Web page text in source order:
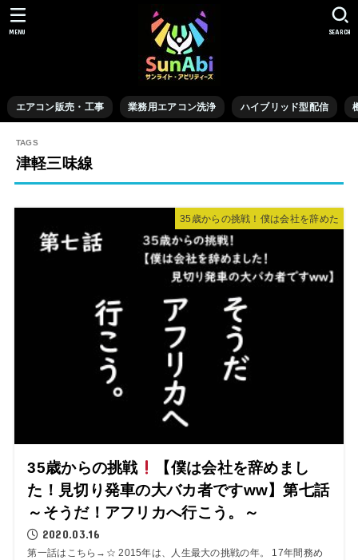
エアコン販売・工事 業務用エアコン洗浄 ハイブリッド型配信
SEARCH
MENU
津軽三味線
35歳からの挑戦！僕は会社を辞めた
35歳からの挑戦
【僕は会社を辞めまし
た！見切り発車の大バカ者ですww】第七話
～そうだ！アフリカへ行こう。～
2020.03.16
第一話はこちら→☆ 2015年は、人生最大の挑戦の年。 17年間務め